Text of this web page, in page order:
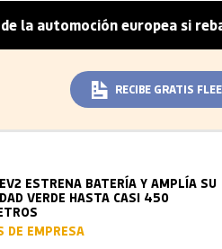
europea si rebaja
RECIBE GRATIS
ESTRENA BATERÍA Y AMPLÍA SU
VERDE HASTA CASI 450
DE EMPRESA